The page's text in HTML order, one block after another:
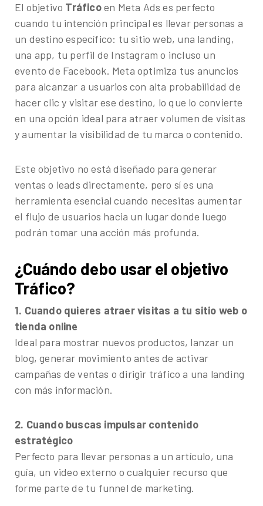
El objetivo Tráficoen Meta Ads es perfecto
cuando tu intención principal es llevar personas a
un destino específico: tu sitio web, una landing,
una app, tu perfil de Instagram o incluso un
evento de Facebook. Meta optimiza tus anuncios
para alcanzar a usuarios con alta probabilidad de
hacer clic y visitar ese destino, lo que lo convierte
en una opción ideal para atraer volumen de visitas
y aumentar la visibilidad de tu marca o contenido.
Este objetivo no está diseñado para generar
ventas o leads directamente, pero sí es una
herramienta esencial cuando necesitas aumentar
el flujo de usuarios hacia un lugar donde luego
podrán tomar una acción más profunda.
¿Cuándo debo usar el objetivo
Tráfico?
1. Cuando quieres atraer visitas a tu sitio web o
tienda online
Ideal para mostrar nuevos productos, lanzar un
blog, generar movimiento antes de activar
campañas de ventas o dirigir tráfico a una landing
con más información.
2. Cuando buscas impulsar contenido
estratégico
Perfecto para llevar personas a un artículo, una
guía, un video externo o cualquier recurso que
forme parte de tu funnel de marketing.